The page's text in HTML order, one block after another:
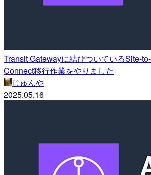
Transit Gatewayに結びついているSite-
Connect移行作業をやりました
じゅんや
2025.05.16